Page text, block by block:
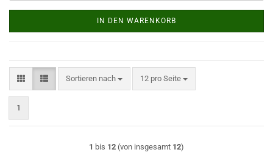
IN DEN WARENKORB
Sortieren nach
Sortieren nach 12 pro Seite
pro Seite
1
1 bis 12 (von insgesamt 12)